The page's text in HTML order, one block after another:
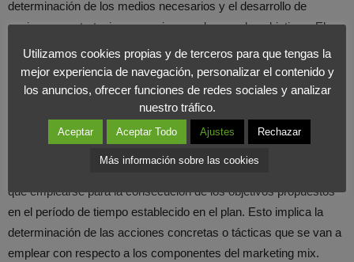
determinación de los medios necesarios y el desarrollo de
acciones o estrategias a seguir para alcanzar los objetivos. El
desarrollo de estrategias supone cualquier cauce de acción o
solución que desde el punto de vista de disposición o dosificación
de medios se juzga razonable y posible de aplicar para alcanzar
los objetivos de marketing especificados en el plan.
que emplearse para la consecución de los objetivos propuestos
en el período de tiempo establecido en el plan. Esto implica la
determinación de las acciones concretas o tácticas que se van a
emplear con respecto a los componentes del marketing mix.
Utilizamos cookies propias y de terceros para que tengas la
mejor experiencia de navegación, personalizar el contenido y
los anuncios, ofrecer funciones de redes sociales y analizar
nuestro tráfico.
Aceptar Aceptar Todo Ajustes Rechazar
Más información sobre las cookies